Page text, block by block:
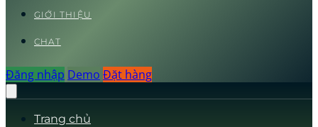
GIỚI THIỆU
CHAT
Đăng nhập Demo Đặt hàng
Trang chủ